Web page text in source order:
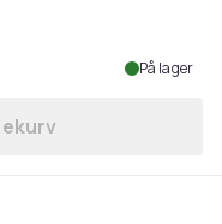
På lager
LEGO Technic